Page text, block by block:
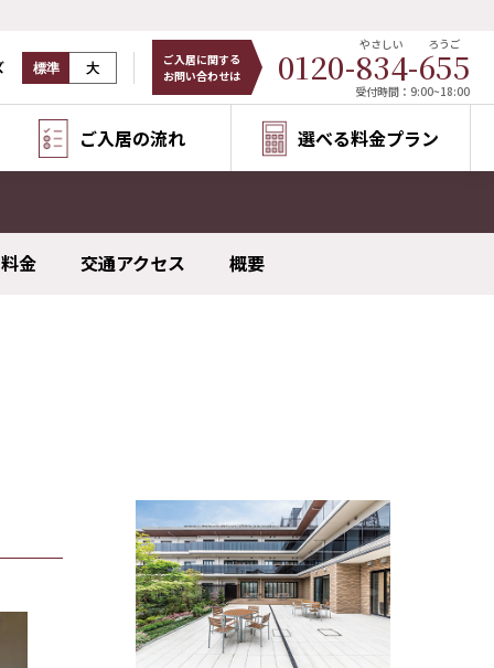
標準 大
ご入居に関する
お問い合わせは
0120-834
やさしい
-655
ろうご
受付時間：9:00~18:00
ご入居の流れ 選べる料金プラン
料金 交通アクセス 概要